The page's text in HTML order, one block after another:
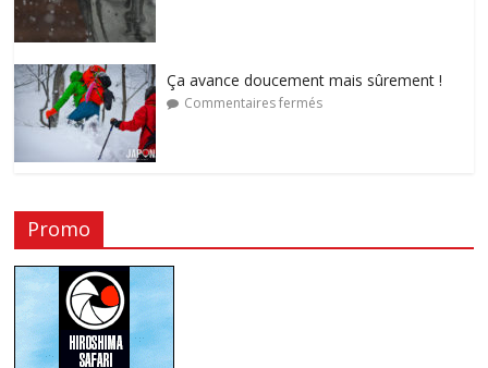
Ça avance doucement mais sûrement !
Commentaires fermés
Promo